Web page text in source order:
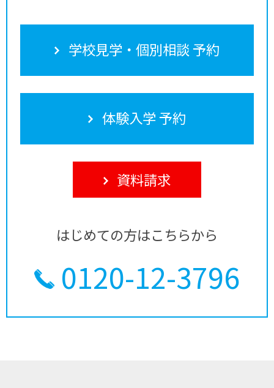
学校見学・個別相談 予約
体験入学 予約
資料請求
はじめての方はこちらから
0120-12-3796